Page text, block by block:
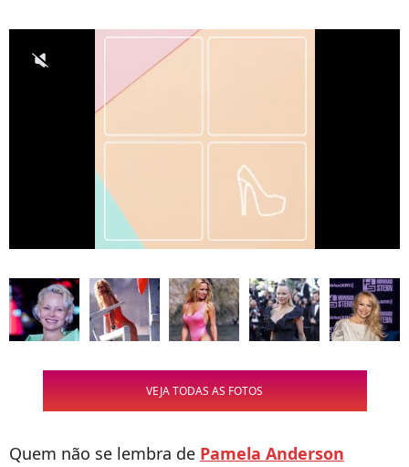
VEJA TODAS AS FOTOS
Quem não se lembra de Pamela Anderson